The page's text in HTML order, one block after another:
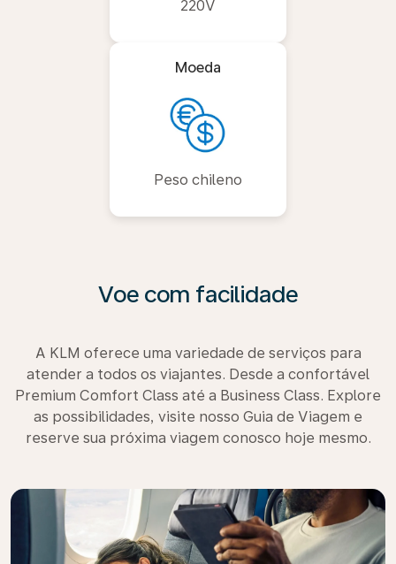
220V
Moeda
Peso chileno
Voe com facilidade
A KLM oferece uma variedade de serviços para
atender a todos os viajantes. Desde a confortável
Premium Comfort Class até a Business Class. Explore
as possibilidades, visite nosso Guia de Viagem e
reserve sua próxima viagem conosco hoje mesmo.